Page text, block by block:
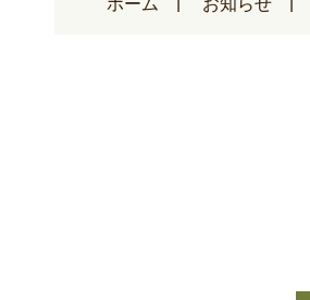
ホーム お知らせ